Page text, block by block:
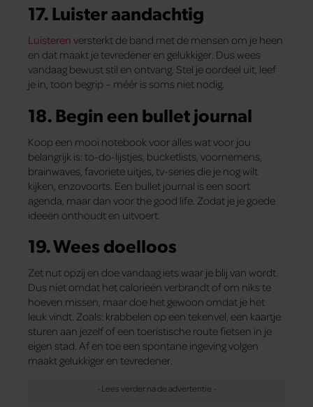
17. Luister aandachtig
Luisteren versterkt de band met de mensen om je heen
en dat maakt je tevredener en gelukkiger. Dus wees
vandaag bewust stil en ontvang. Stel je oordeel uit, leef
je in, toon begrip – méér is soms niet nodig.
18. Begin een bullet journal
Koop een mooi notebook voor alles wat voor jou
belangrijk is: to-do-lijstjes, bucketlists, voornemens,
brainwaves, favoriete uitjes, tv-series die je nog wilt
kijken, enzovoorts. Een bullet journal is een soort
agenda, maar dan voor the good life. Zodat je je goede
ideeën onthoudt en uitvoert.
19. Wees doelloos
Zet nut opzij en doe vandaag iets waar je blij van wordt.
Dus niet omdat het calorieën verbrandt of om niks te
hoeven missen, maar doe het gewoon omdat je het
leuk vindt. Zoals: krabbelen op een tekenvel, een kaartje
sturen aan jezelf of een toeristische route fietsen in je
eigen stad. Af en toe een spontane ingeving volgen
maakt gelukkiger en tevredener.